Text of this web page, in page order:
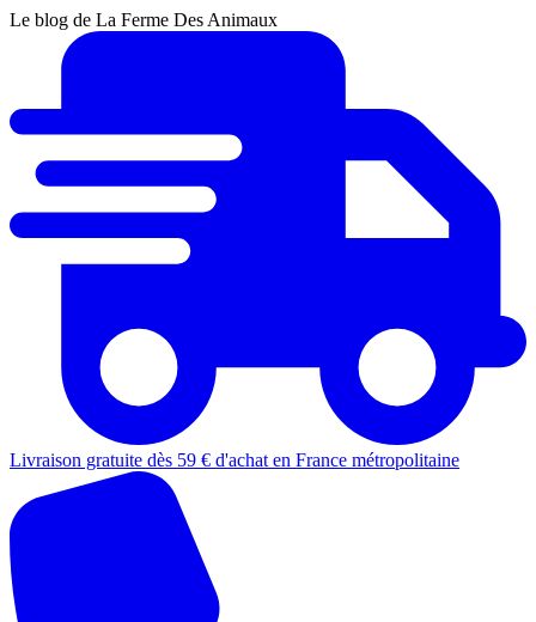
Le blog de La Ferme Des Animaux
Livraison gratuite dès 59 € d'achat en France métropolitaine